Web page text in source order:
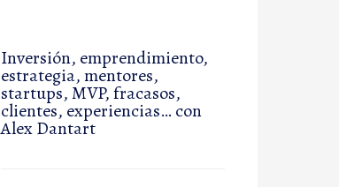
Inversión, emprendimiento,
estrategia, mentores,
startups, MVP, fracasos,
clientes, experiencias… con
Alex Dantart